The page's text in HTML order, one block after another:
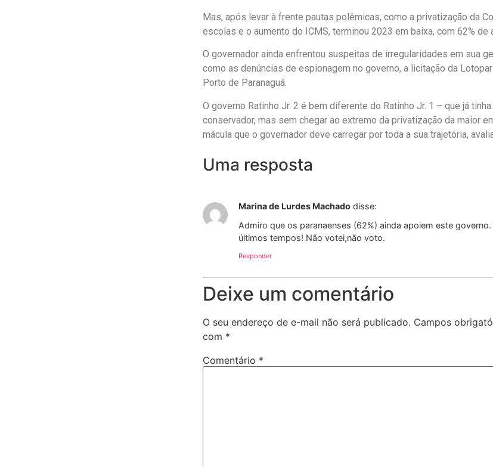
Mas, após levar à frente pautas polêmicas, como a privatização da
escolas e o aumento do ICMS, terminou 2023 em baixa, com 62% de
O governador ainda enfrentou suspeitas de irregularidades em sua
como as denúncias de espionagem no governo, a licitação da
Porto de Paranaguá.
O governo Ratinho Jr. 2 é bem diferente do Ratinho Jr. 1 – que já
conservador, mas sem chegar ao extremo da privatização da maior
mácula que o governador deve carregar por toda a sua trajetória,
Uma resposta
Marina de Lurdes Machado disse:
Admiro que os paranaenses (62%) ainda apoiem este
últimos tempos! Não votei,não voto.
Responder
Deixe um comentário
O seu endereço de e-mail não será publicado. Campos
com *
Comentário *